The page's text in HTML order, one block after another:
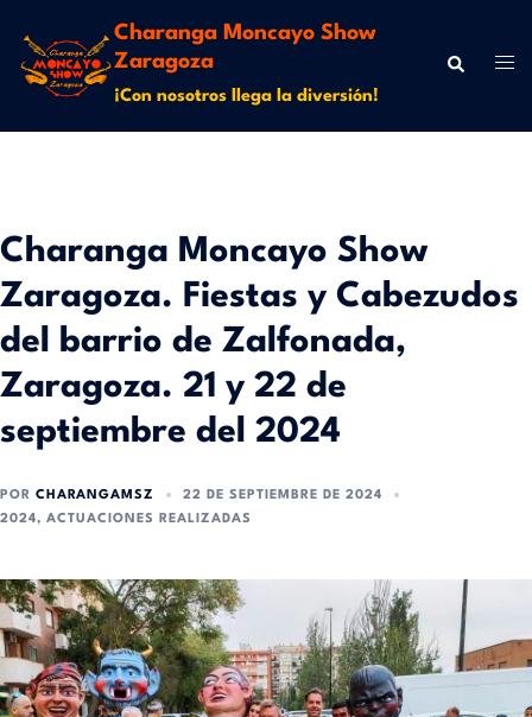
Charanga Moncayo Show
Zaragoza
¡Con nosotros llega la diversión!
Charanga Moncayo Show
Zaragoza. Fiestas y Cabezudos
del barrio de Zalfonada,
Zaragoza. 21 y 22 de
septiembre del 2024
POR CHARANGAMSZ
22 DE SEPTIEMBRE DE 2024
2024, ACTUACIONES REALIZADAS